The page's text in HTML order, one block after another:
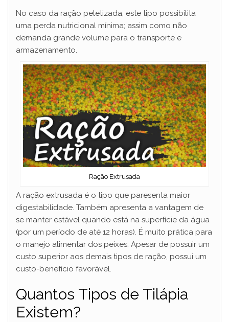
No caso da ração peletizada, este tipo possibilita
uma perda nutricional mínima; assim como não
demanda grande volume para o transporte e
armazenamento.
Ração Extrusada
A ração extrusada é o tipo que paresenta maior
digestabilidade. Também apresenta a vantagem de
se manter estável quando está na superfície da água
(por um período de até 12 horas). É muito prática para
o manejo alimentar dos peixes. Apesar de possuir um
custo superior aos demais tipos de ração, possui um
custo-benefício favorável.
Quantos Tipos de Tilápia
Existem?